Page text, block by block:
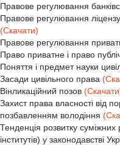
Правове регулювання
Правове регулювання
(Скачати)
Правове регулювання
Право приватне і право
Поняття і предмет науки
Засади цивільного права
Вінликаційний позов
Захист права власності від
позбавленням володіння
Тенденція розвитку
інститутів) у законодавстві